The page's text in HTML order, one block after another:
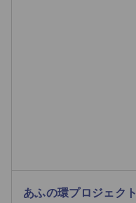
あふの環プロジェクト